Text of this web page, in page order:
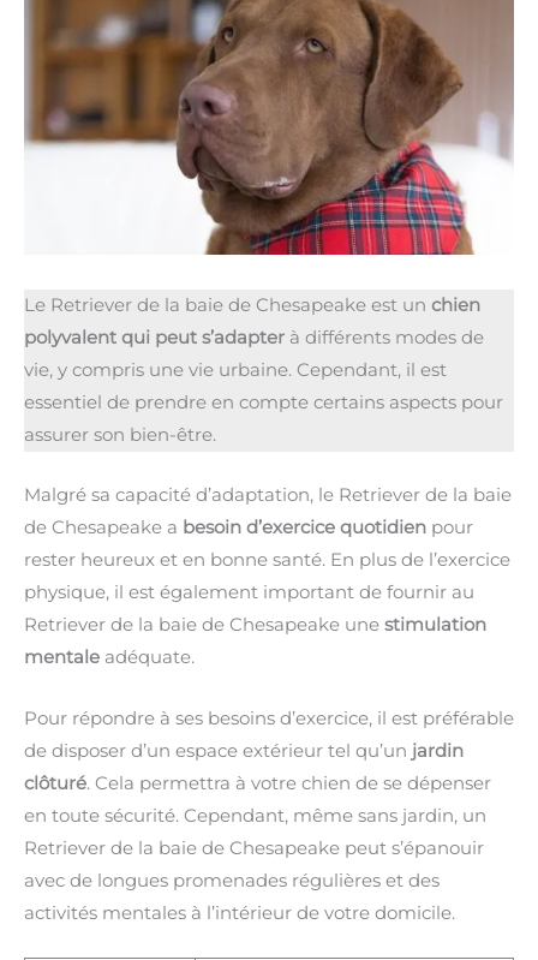
Le Retriever de la baie de Chesapeake est un chien
polyvalent qui peut s’adapter à différents modes de
vie, y compris une vie urbaine. Cependant, il est
essentiel de prendre en compte certains aspects pour
assurer son bien-être.
Malgré sa capacité d’adaptation, le Retriever de la baie
de Chesapeake a besoin d’exercice quotidien pour
rester heureux et en bonne santé. En plus de l’exercice
physique, il est également important de fournir au
Retriever de la baie de Chesapeake une stimulation
mentale adéquate.
Pour répondre à ses besoins d’exercice, il est préférable
de disposer d’un espace extérieur tel qu’un jardin
clôturé. Cela permettra à votre chien de se dépenser
en toute sécurité. Cependant, même sans jardin, un
Retriever de la baie de Chesapeake peut s’épanouir
avec de longues promenades régulières et des
activités mentales à l’intérieur de votre domicile.